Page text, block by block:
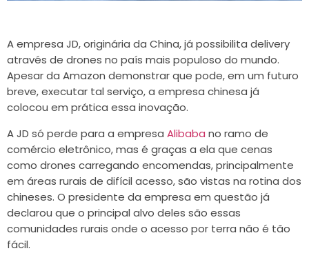
A empresa JD, originária da China, já possibilita delivery
através de drones no país mais populoso do mundo.
Apesar da Amazon demonstrar que pode, em um futuro
breve, executar tal serviço, a empresa chinesa já
colocou em prática essa inovação.
A JD só perde para a empresa Alibaba no ramo de
comércio eletrônico, mas é graças a ela que cenas
como drones carregando encomendas, principalmente
em áreas rurais de difícil acesso, são vistas na rotina dos
chineses. O presidente da empresa em questão já
declarou que o principal alvo deles são essas
comunidades rurais onde o acesso por terra não é tão
fácil.